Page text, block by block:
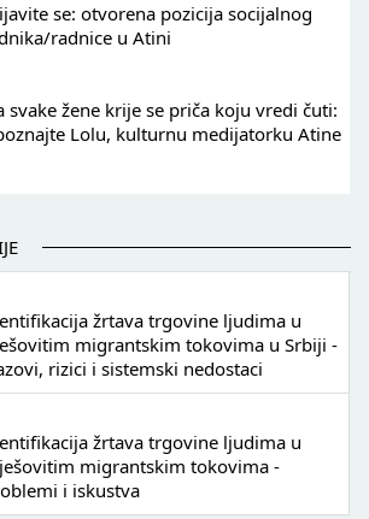
se: otvorena pozicija socijalnog
radnice u Atini
svake žene krije se priča koju vredi čuti:
Lolu, kulturnu medijatorku Atine
žrtava trgovine ljudima u
migrantskim tokovima u Srbiji -
rizici i sistemski nedostaci
žrtava trgovine ljudima u
migrantskim tokovima -
i iskustva